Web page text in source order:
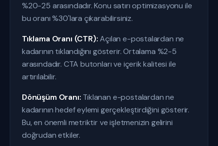
%20-25 arasındadır. Konu satırı optimizasyonu ile
bu oranı %30'lara çıkarabilirsiniz.
Tıklama Oranı (CTR):Açılan e-postalardan ne
kadarının tıklandığını gösterir. Ortalama %2-5
arasındadır. CTA butonları ve içerik kalitesi ile
artırılabilir.
Dönüşüm Oranı: Tıklanan e-postalardan ne
kadarının hedef eylemi gerçekleştirdiğini gösterir.
Bu, en önemli metriktir ve işletmenizin gelirini
doğrudan etkiler.